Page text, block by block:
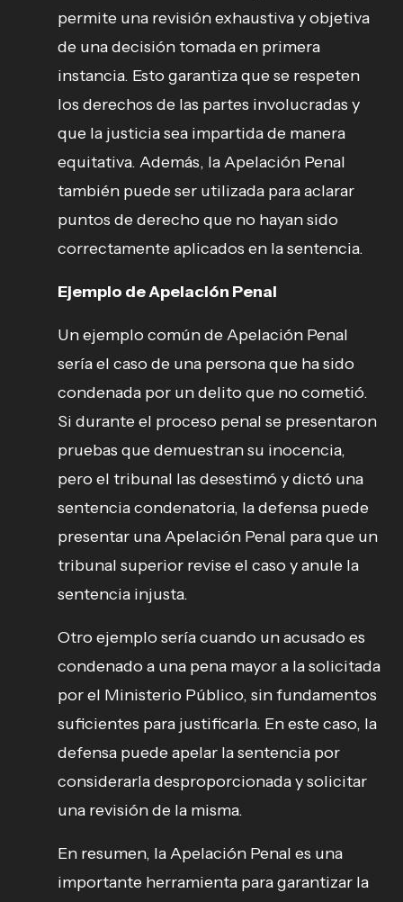
permite una revisión exhaustiva y objetiva
de una decisión tomada en primera
instancia. Esto garantiza que se respeten
los derechos de las partes involucradas y
que la justicia sea impartida de manera
equitativa. Además, la Apelación Penal
también puede ser utilizada para aclarar
puntos de derecho que no hayan sido
correctamente aplicados en la sentencia.
Ejemplo de Apelación Penal
Un ejemplo común de Apelación Penal
sería el caso de una persona que ha sido
condenada por un delito que no cometió.
Si durante el proceso penal se presentaron
pruebas que demuestran su inocencia,
pero el tribunal las desestimó y dictó una
sentencia condenatoria, la defensa puede
presentar una Apelación Penal para que un
tribunal superior revise el caso y anule la
sentencia injusta.
Otro ejemplo sería cuando un acusado es
condenado a una pena mayor a la solicitada
por el Ministerio Público, sin fundamentos
suficientes para justificarla. En este caso, la
defensa puede apelar la sentencia por
considerarla desproporcionada y solicitar
una revisión de la misma.
En resumen, la Apelación Penal es una
importante herramienta para garantizar la